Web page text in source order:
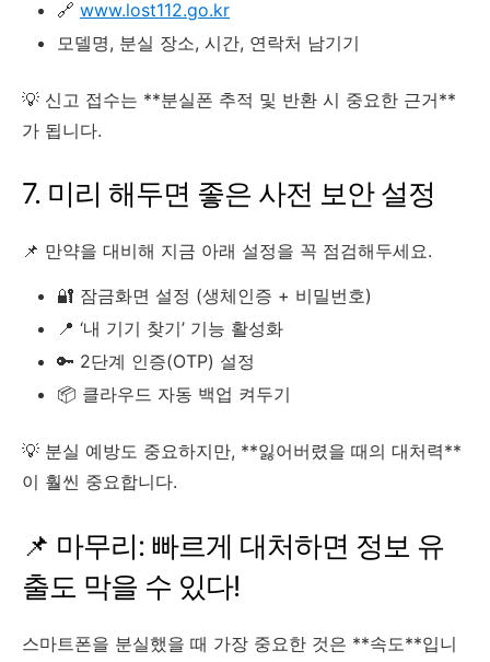
🔗 www.lost112.go.kr
모델명, 분실 장소, 시간, 연락처 남기기
💡 신고 접수는 **분실폰 추적 및 반환 시 중요한 근거**
가 됩니다.
7. 미리 해두면 좋은 사전 보안 설정
📌 만약을 대비해 지금 아래 설정을 꼭 점검해두세요.
🔐 잠금화면 설정 (생체인증 + 비밀번호)
📍 ‘내 기기 찾기’ 기능 활성화
🔑 2단계 인증(OTP) 설정
📦 클라우드 자동 백업 켜두기
💡 분실 예방도 중요하지만, **잃어버렸을 때의 대처력**
이 훨씬 중요합니다.
📌 마무리: 빠르게 대처하면 정보 유
출도 막을 수 있다!
스마트폰을 분실했을 때 가장 중요한 것은 **속도**입니